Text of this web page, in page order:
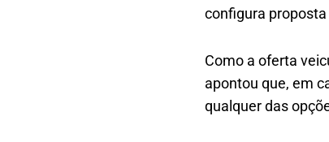
configura
Como a oferta
apontou que, em
qualquer das